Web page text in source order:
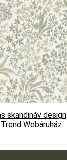
skandináv design
Webáruház